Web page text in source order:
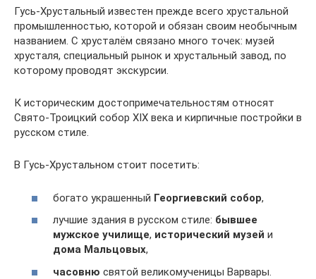
Гусь-Хрустальный известен прежде всего хрустальной
промышленностью, которой и обязан своим необычным
названием. С хрусталём связано много точек: музей
хрусталя, специальный рынок и хрустальный завод, по
которому проводят экскурсии.
К историческим достопримечательностям относят
Свято-Троицкий собор XIX века и кирпичные постройки в
русском стиле.
В Гусь-Хрустальном стоит посетить:
богато украшенный Георгиевский собор,
лучшие здания в русском стиле: бывшее
мужское училище, исторический музей и
дома Мальцовых,
часовню святой великомученицы Варвары.